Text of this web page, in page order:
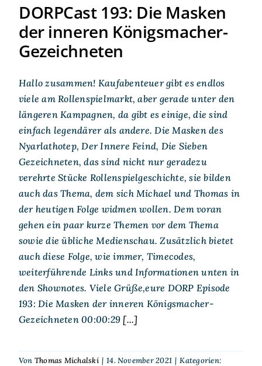
DORPCast 193: Die Masken
der inneren Königsmacher-
Gezeichneten
Hallo zusammen! Kaufabenteuer gibt es endlos
viele am Rollenspielmarkt, aber gerade unter den
längeren Kampagnen, da gibt es einige, die sind
einfach legendärer als andere. Die Masken des
Nyarlathotep, Der Innere Feind, Die Sieben
Gezeichneten, das sind nicht nur geradezu
verehrte Stücke Rollenspielgeschichte, sie bilden
auch das Thema, dem sich Michael und Thomas in
der heutigen Folge widmen wollen. Dem voran
gehen ein paar kurze Themen vor dem Thema
sowie die übliche Medienschau. Zusätzlich bietet
auch diese Folge, wie immer, Timecodes,
weiterführende Links und Informationen unten in
den Shownotes. Viele Grüße,eure DORP Episode
193: Die Masken der inneren Königsmacher-
Gezeichneten 00:00:29 [...]
Von Thomas Michalski | 14. November 2021 | Kategorien: